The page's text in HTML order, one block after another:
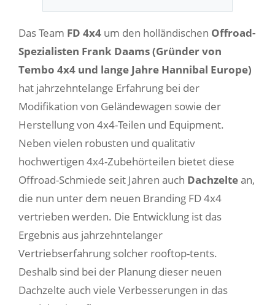
Das Team FD 4x4 um den holländischen Offroad-
Spezialisten Frank Daams (Gründer von
Tembo 4x4 und lange Jahre Hannibal Europe)
hat jahrzehntelange Erfahrung bei der
Modifikation von Geländewagen sowie der
Herstellung von 4x4-Teilen und Equipment.
Neben vielen robusten und qualitativ
hochwertigen 4x4-Zubehörteilen bietet diese
Offroad-Schmiede seit Jahren auch Dachzeltean,
die nun unter dem neuen Branding FD 4x4
vertrieben werden. Die Entwicklung ist das
Ergebnis aus jahrzehntelanger
Vertriebserfahrung solcher rooftop-tents.
Deshalb sind bei der Planung dieser neuen
Dachzelte auch viele Verbesserungen in das